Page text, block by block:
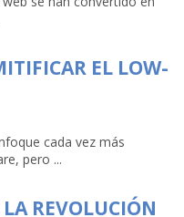
EL LOW-
cada vez más
pero ...
REVOLUCIÓN